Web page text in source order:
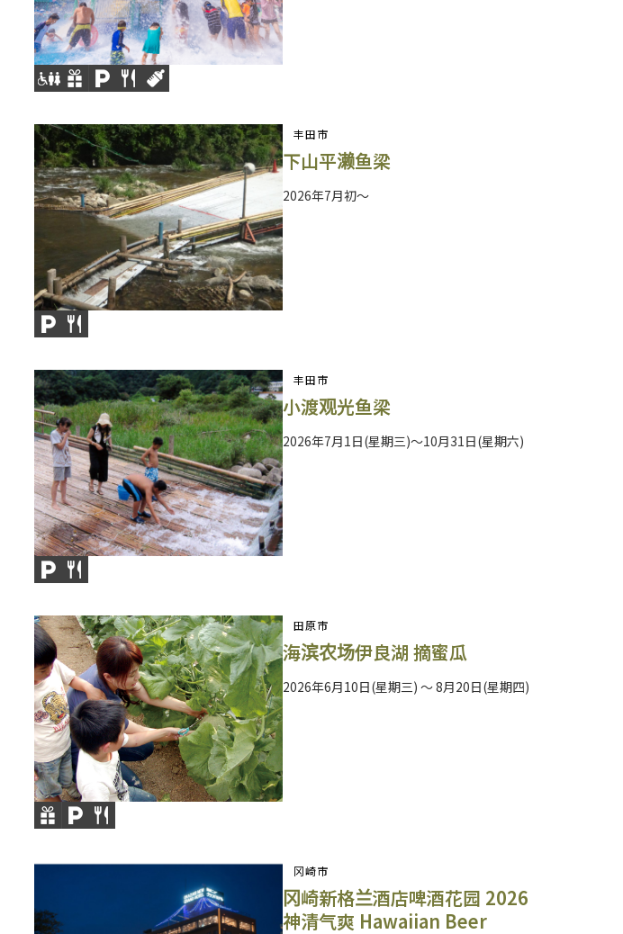
丰田市
下山平濑鱼梁
2026年7月初～
丰田市
小渡观光鱼梁
2026年7月1日(星期三)～10月31日(星期六)
田原市
海滨农场伊良湖 摘蜜瓜
2026年6月10日(星期三) ～ 8月20日(星期四)
冈崎市
冈崎新格兰酒店啤酒花园 2026
神清气爽 Hawaiian Beer